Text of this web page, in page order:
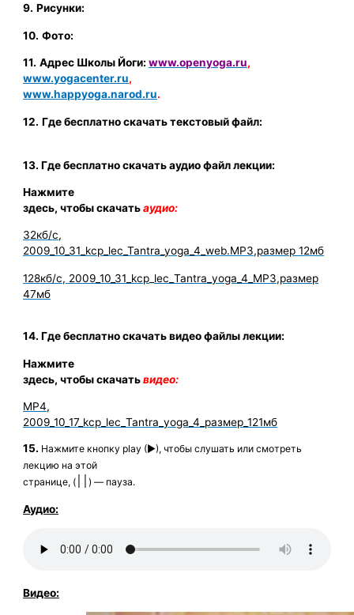
9. Рисунки:
10. Фото:
11. Адрес Школы Йоги:www.openyoga.ru,
www.yogacenter.ru,
www.happyoga.narod.ru.
12. Где бесплатно скачать текстовый файл:
13. Где бесплатно скачать аудио файл лекции:
Нажмите
здесь, чтобы скачатьаудио:
32кб/с,
2009_10_31_kcp_lec_Tantra_yoga_4_web.MP3,размер 12мб
128кб/с, 2009_10_31_ kcp lec _Tantra _yoga _4_ MP3,размер
47мб
14. Где бесплатно скачать видео файлы лекции:
Нажмите
здесь, чтобы скачатьвидео:
MP4,
2009_10_17_ kcp lec _Tantra _yoga_4_размер_121мб
15. Нажмите кнопку play (►), чтобы слушать или смотреть
лекцию на этой
странице, (
) — пауза.
Аудио:
Видео: